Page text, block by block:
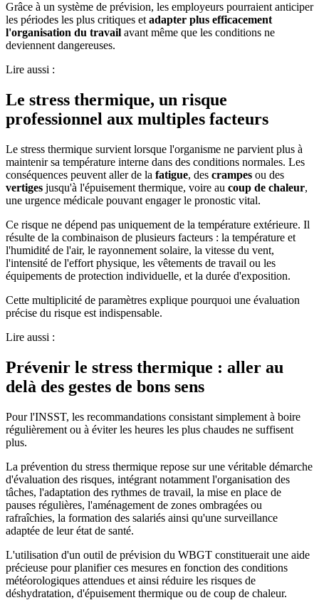
Grâce à un système de prévision, les employeurs pourraient anticiper
les périodes les plus critiques et adapter plus efficacement
l'organisation du travail avant même que les conditions ne
deviennent dangereuses.
Lire aussi :
Le stress thermique, un risque
professionnel aux multiples facteurs
Le stress thermique survient lorsque l'organisme ne parvient plus à
maintenir sa température interne dans des conditions normales. Les
conséquences peuvent aller de la fatigue, des crampes ou des
vertiges jusqu'à l'épuisement thermique, voire au coup de chaleur,
une urgence médicale pouvant engager le pronostic vital.
Ce risque ne dépend pas uniquement de la température extérieure. Il
résulte de la combinaison de plusieurs facteurs : la température et
l'humidité de l'air, le rayonnement solaire, la vitesse du vent,
l'intensité de l'effort physique, les vêtements de travail ou les
équipements de protection individuelle, et la durée d'exposition.
Cette multiplicité de paramètres explique pourquoi une évaluation
précise du risque est indispensable.
Lire aussi :
Prévenir le stress thermique : aller au
delà des gestes de bons sens
Pour l'INSST, les recommandations consistant simplement à boire
régulièrement ou à éviter les heures les plus chaudes ne suffisent
plus.
La prévention du stress thermique repose sur une véritable démarche
d'évaluation des risques, intégrant notamment l'organisation des
tâches, l'adaptation des rythmes de travail, la mise en place de
pauses régulières, l'aménagement de zones ombragées ou
rafraîchies, la formation des salariés ainsi qu'une surveillance
adaptée de leur état de santé.
L'utilisation d'un outil de prévision du WBGT constituerait une aide
précieuse pour planifier ces mesures en fonction des conditions
météorologiques attendues et ainsi réduire les risques de
déshydratation, d'épuisement thermique ou de coup de chaleur.